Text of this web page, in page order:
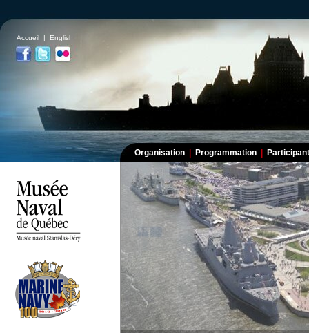
Accueil | English
Organisation Programmation